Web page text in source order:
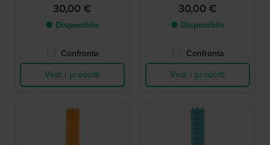
30,00 €
● Disponibile
Confronta
Vedi i prodotti
30,00 €
● Disponibile
Confronta
Vedi i prodotti